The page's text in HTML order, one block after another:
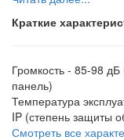
Краткие
Громкость - 85-98 дБ
панель)
Температура
IP (степень защиты
Смотреть все